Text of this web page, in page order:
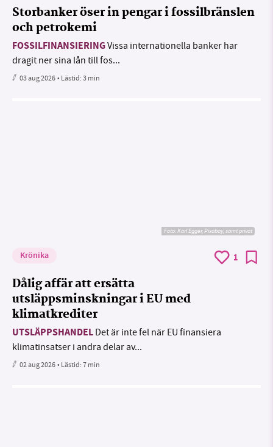
Storbanker öser in pengar i fossilbränslen
och petrokemi
FOSSILFINANSIERINGVissa internationella banker har
dragit ner sina lån till fos...
03 aug 2026• Lästid:3 min
Foto:Karl Egger, Pixabay, samt privat
Krönika 1
Dålig affär att ersätta
utsläppsminskningar i EU med
klimatkrediter
UTSLÄPPSHANDEL Det är inte fel när EU finansiera
klimatinsatser i andra delar av...
02 aug 2026• Lästid:7 min